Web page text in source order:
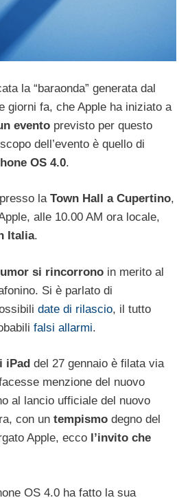
la “baraonda” generata dal
giorni fa, che Apple ha iniziato a
evento previsto per questo
dell’evento è quello di
OS 4.0.
la Town Hall a Cupertino,
alle 10.00 AM ora locale,
Italia.
si rincorrono in merito al
Si è parlato di
date di rilascio, il tutto
falsi allarmi.
iPad del 27 gennaio è filata via
menzione del nuovo
al lancio ufficiale del nuovo
con un tempismo degno del
Apple, ecco l’invito che
OS 4.0 ha fatto la sua